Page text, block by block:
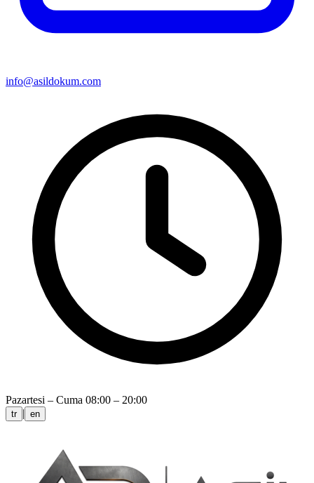
info@asildokum.com
Pazartesi – Cuma 08:00 – 20:00
tr | en